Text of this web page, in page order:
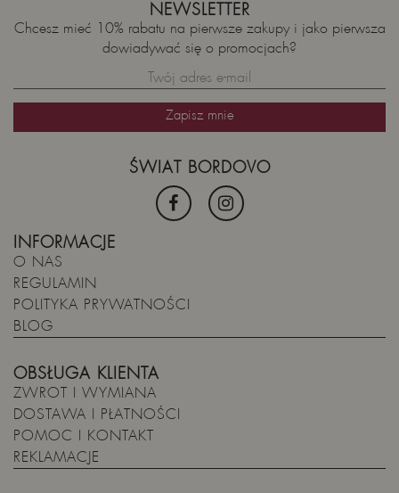
INFORMACJE
O NAS
REGULAMIN
POLITYKA PRYWATNOŚCI
BLOG
OBSŁUGA KLIENTA
ZWROT I WYMIANA
DOSTAWA I PŁATNOŚCI
POMOC I KONTAKT
REKLAMACJE
ŚWIAT BORDOVO
NEWSLETTER
Chcesz mieć 10% rabatu na pierwsze zakupy i jako pierwsza
dowiadywać się o promocjach?